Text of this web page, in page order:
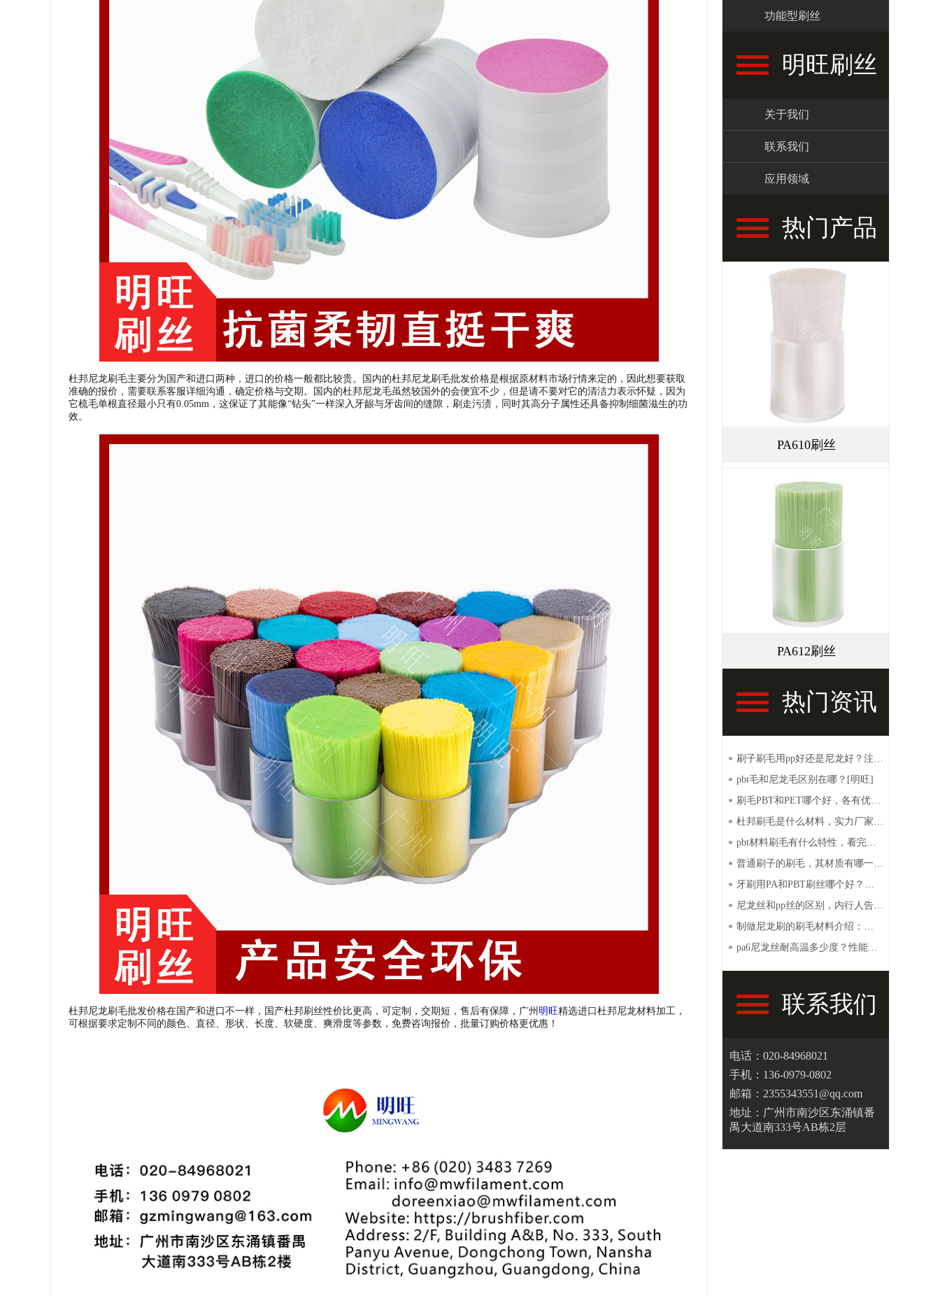
杜邦尼龙刷毛主要分为国产和进口两种，进口的价格一般都比较贵。国内的杜邦尼龙刷毛批发价格是根据原材料市场行情来定的，因此想要获取
准确的报价，需要联系客服详细沟通，确定价格与交期。国内的杜邦尼龙毛虽然较国外的会便宜不少，但是请不要对它的清洁力表示怀疑，因为
它梳毛单根直径最小只有0.05mm，这保证了其能像“钻头”一样深入牙龈与牙齿间的缝隙，刷走污渍，同时其高分子属性还具备抑制细菌滋生的功
效。
杜邦尼龙刷毛批发价格在国产和进口不一样，国产杜邦刷丝性价比更高，可定制，交期短，售后有保障，广州 明旺精选进口杜邦尼龙材料加工，
可根据要求定制不同的颜色、直径、形状、长度、软硬度、爽滑度等参数，免费咨询报价，批量订购价格更优惠！
功能型刷丝
明旺刷丝
关于我们
联系我们
应用领域
热门产品
PA610刷丝
PA612刷丝
热门资讯
* 刷子刷毛用pp好还是尼龙好？注意
这些【明旺】
* pbt毛和尼龙毛区别在哪？[明旺]
* 刷毛PBT和PET哪个好，各有优点
[明旺]
* 杜邦刷毛是什么材料，实力厂家带
你了解【明旺】
* pbt材料刷毛有什么特性，看完你
就秒懂【明旺】
* 普通刷子的刷毛，其材质有哪一
些？【明旺】
* 牙刷用PA和PBT刷丝哪个好？性
价比高选这种[明旺]
* 尼龙丝和pp丝的区别，内行人告诉
你【明旺】
* 制做尼龙刷的刷毛材料介绍：
PA6、PA66、PET和PBT
* pa6尼龙丝耐高温多少度？性能特
点介绍【明旺】
联系我们
电话：020-84968021
手机：136-0979-0802
邮箱：2355343551@qq.com
地址：广州市南沙区东涌镇番
禺大道南333号AB栋2层